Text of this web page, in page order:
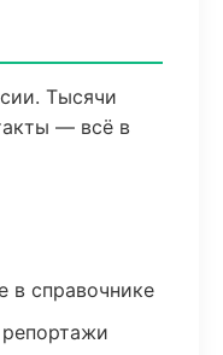
Тысячи
— всё в
в справочнике